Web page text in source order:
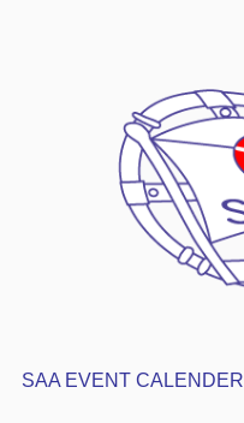
SAA EVENT CALENDER